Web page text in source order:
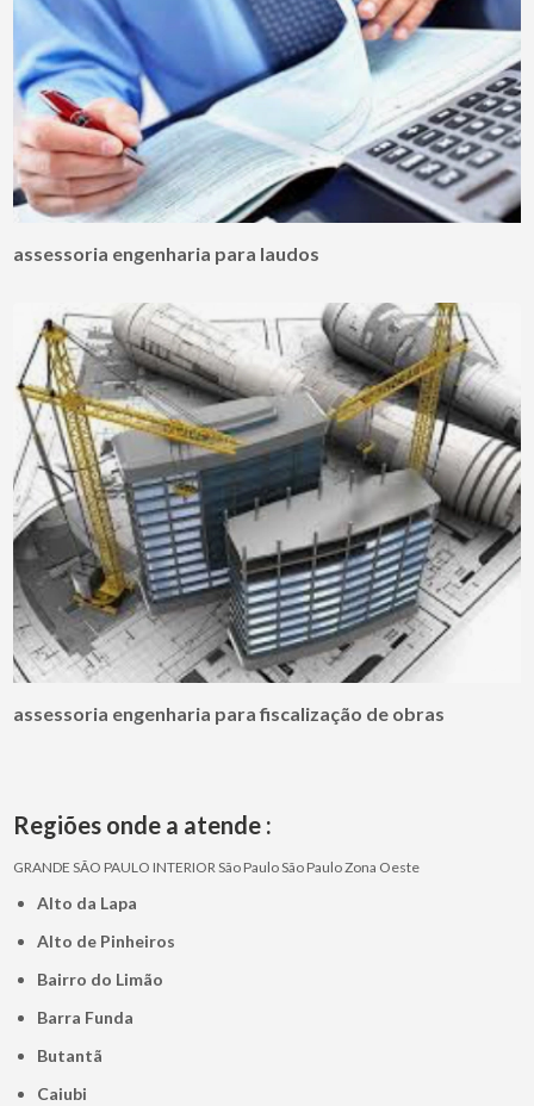
assessoria engenharia para laudos
assessoria engenharia para fiscalização de obras
Regiões onde a atende :
GRANDE SÃO PAULO INTERIORSão PauloSão PauloZona Oeste
Alto da Lapa
Alto de Pinheiros
Bairro do Limão
Barra Funda
Butantã
Caiubi